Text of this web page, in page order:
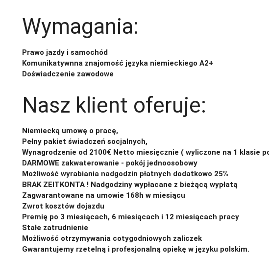
Wymagania:
Prawo jazdy i samochód
Komunikatywnna znajomość języka niemieckiego A2+
Doświadczenie zawodowe
Nasz klient oferuje:
Niemiecką umowę o pracę,
Pełny pakiet świadczeń socjalnych,
Wynagrodzenie od 2100€ Netto miesięcznie ( wyliczone na 1 klasie
DARMOWE zakwaterowanie - pokój jednoosobowy
Możliwość wyrabiania nadgodzin płatnych dodatkowo 25%
BRAK ZEITKONTA ! Nadgodziny wypłacane z bieżącą wypłatą
Zagwarantowane na umowie 168h w miesiącu
Zwrot kosztów dojazdu
Premię po 3 miesiącach, 6 miesiącach i 12 miesiącach pracy
Stałe zatrudnienie
Możliwość otrzymywania cotygodniowych zaliczek
Gwarantujemy rzetelną i profesjonalną opiekę w języku polskim.